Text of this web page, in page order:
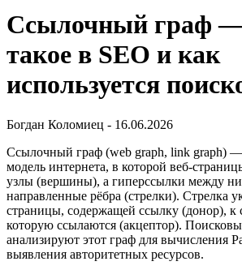
Ссылочный граф —
такое в SEO и как
используется
Богдан Коломиец - 16.06.2026
Ссылочный граф (web graph, link graph) —
модель интернета, в которой веб-
узлы (вершины), а гиперссылки между
направленные рёбра (стрелки). Стрелка
страницы, содержащей ссылку (донор), к
которую ссылаются (акцептор).
анализируют этот граф для вычисления
выявления авторитетных ресурсов.